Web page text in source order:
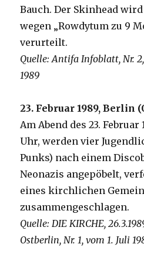
Bauch. Der Skinhead
wegen „Rowdytum zu 9
verurteilt.
Quelle: Antifa Infoblatt, Nr.
1989
23. Februar 1989, Berlin
Am Abend des 23. Februar
Uhr, werden vier
Punks) nach einem
Neonazis angepöbelt,
eines kirchlichen
zusammengeschlagen.
Quelle: DIE KIRCHE,
Ostberlin, Nr. 1, vom 1. Juli